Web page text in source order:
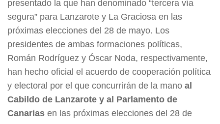
presentado la que han denominado “tercera vía
segura” para Lanzarote y La Graciosa en las
próximas elecciones del 28 de mayo. Los
presidentes de ambas formaciones políticas,
Román Rodríguez y Óscar Noda, respectivamente,
han hecho oficial el acuerdo de cooperación política
y electoral por el que concurrirán de la mano al
Cabildo de Lanzarote y al Parlamento de
Canarias en las próximas elecciones del 28 de